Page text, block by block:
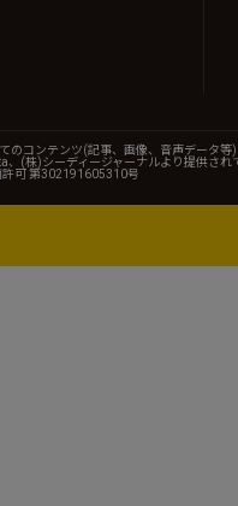
のコンテンツ(記事、画像、音声データ
(株)シーディージャーナルより提供され
許可 第302191605310号